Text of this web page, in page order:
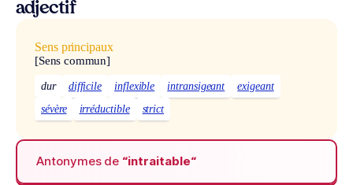
adjectif
Sens principaux
[Sens commun]
dur difficile inflexible intransigeant
exigeant
sévère
irréductible strict
Antonymes de “intraitable“